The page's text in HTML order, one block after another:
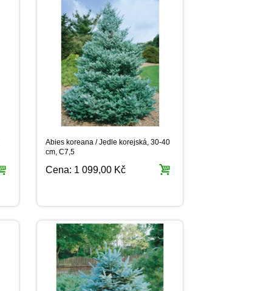
Abies koreana / Jedle korejská, 30-40
cm, C7,5
Cena: 1 099,00 Kč